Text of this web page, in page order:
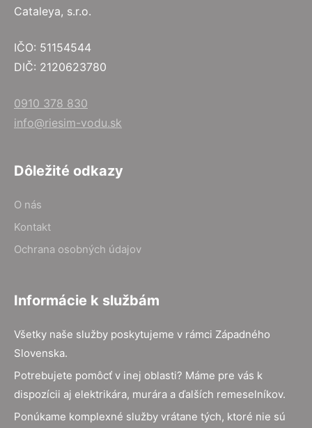
Cataleya, s.r.o.
IČO: 51154544
DIČ: 2120623780
0910 378 830
info@riesim-vodu.sk
Dôležité odkazy
O nás
Kontakt
Ochrana osobných údajov
Informácie k službám
Všetky naše služby poskytujeme v rámci Západného
Slovenska.
Potrebujete pomôcť v inej oblasti? Máme pre vás k
dispozícii aj elektrikára, murára a ďalších remeselníkov.
Ponúkame komplexné služby vrátane tých, ktoré nie sú